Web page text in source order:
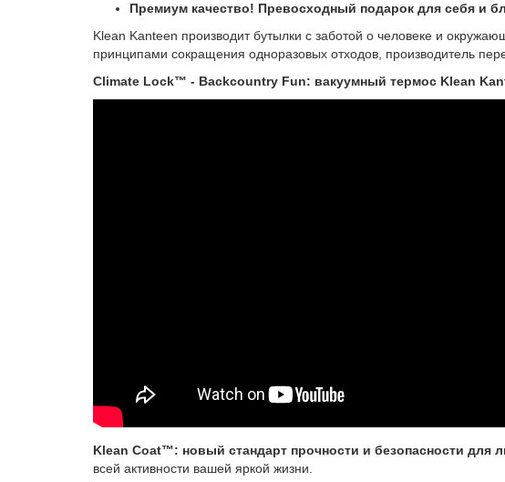
Премиум качество! Превосходный подарок для себя и
Klean Kanteen производит бутылки с заботой о человеке и
принципами сокращения одноразовых отходов, производитель
Climate Lock™ - Backcountry Fun: вакуумный термос Klean
Klean Coat™: новый стандарт прочности и безопасности для
всей активности вашей яркой жизни.